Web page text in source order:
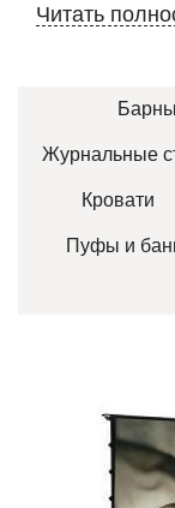
Читать
Журнальные
Кровати
Пуфы и